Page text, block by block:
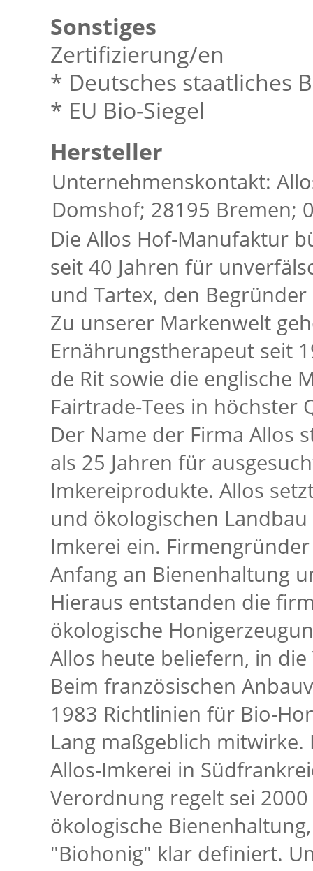
Sonstiges
Zertifizierung/en
* Deutsches staatliches
* EU Bio-Siegel
Hersteller
Unternehmenskontakt:
Domshof; 28195 Bremen;
Die Allos Hof-Manufaktur
seit 40 Jahren für
und Tartex, den
Zu unserer Markenwelt
Ernährungstherapeut seit
de Rit sowie die englische
Fairtrade-Tees in höchster
Der Name der Firma Allos
als 25 Jahren für
Imkereiprodukte. Allos
und ökologischen
Imkerei ein.
Anfang an Bienenhaltung
Hieraus entstanden die
ökologische
Allos heute beliefern, in
Beim französischen
1983 Richtlinien für Bio-
Lang maßgeblich
Allos-Imkerei in
Verordnung regelt sei
ökologische
"Biohonig" klar definiert.